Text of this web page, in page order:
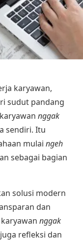
karyawan,
sudut pandang
nggak
sendiri. Itu
mulai ngeh
sebagai bagian
solusi modern
dan
nggak
refleksi dan